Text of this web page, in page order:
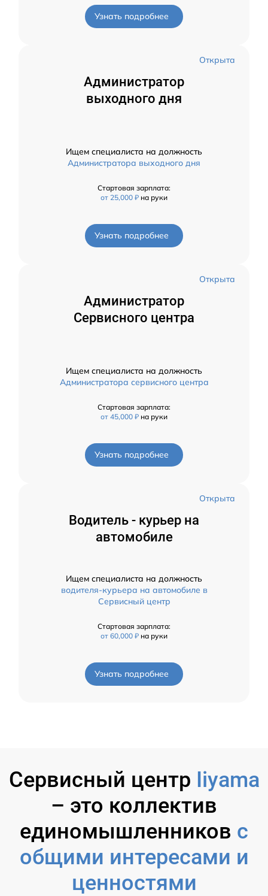
Узнать подробнее
Открыта
Администратор
выходного дня
Ищем специалиста на должность
Администратора выходного дня
Стартовая зарплата:
от 25,000 ₽ на руки
Узнать подробнее
Открыта
Администратор
Сервисного центра
Ищем специалиста на должность
Администратора сервисного центра
Стартовая зарплата:
от 45,000 ₽ на руки
Узнать подробнее
Открыта
Водитель - курьер на
автомобиле
Ищем специалиста на должность
водителя-курьера на автомобиле в
Сервисный центр
Стартовая зарплата:
от 60,000 ₽ на руки
Узнать подробнее
Сервисный центр Iiyama
– это коллектив
единомышленников с
общими интересами и
ценностями